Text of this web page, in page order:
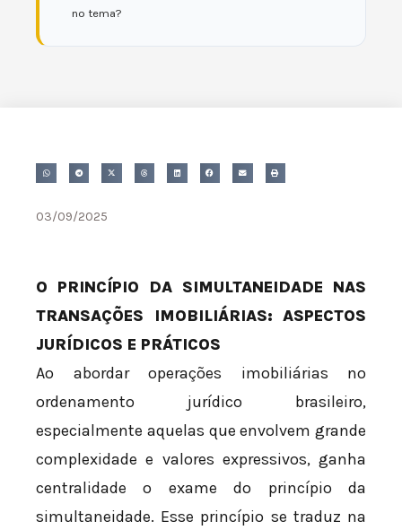
no tema?
03/09/2025
O PRINCÍPIO DA SIMULTANEIDADE NAS
TRANSAÇÕES IMOBILIÁRIAS: ASPECTOS
JURÍDICOS E PRÁTICOS
Ao abordar operações imobiliárias no
ordenamento jurídico brasileiro,
especialmente aquelas que envolvem grande
complexidade e valores expressivos, ganha
centralidade o exame do princípio da
simultaneidade. Esse princípio se traduz na